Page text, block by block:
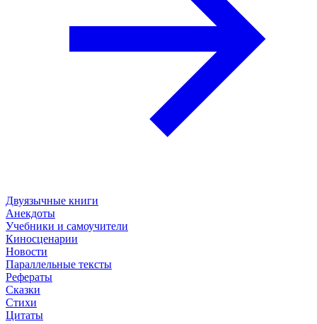
Двуязычные книги
Анекдоты
Учебники и самоучители
Киносценарии
Новости
Параллельные тексты
Рефераты
Сказки
Стихи
Цитаты